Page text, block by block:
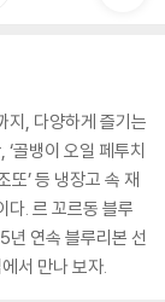
지, 다양하게 즐기는
골뱅이 오일 페투치
또’ 등 냉장고 속 재
다. 르 꼬르동 블루
년 연속 블루리본 선
서 만나 보자.